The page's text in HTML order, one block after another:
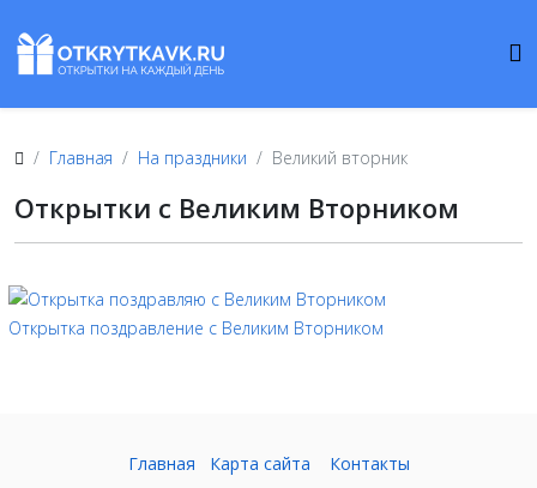
Главная На праздники Великий вторник
Открытки с Великим Вторником
Открытка поздравление с Великим Вторником
Главная Карта сайта Контакты